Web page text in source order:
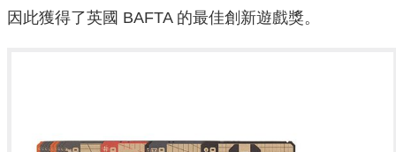
因此獲得了英國 BAFTA 的最佳創新遊戲獎。